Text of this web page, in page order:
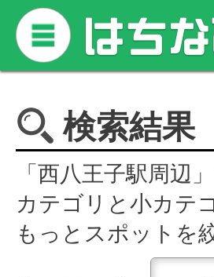
検索結果
「西八王子駅周辺
カテゴリと小カテ
もっとスポットを